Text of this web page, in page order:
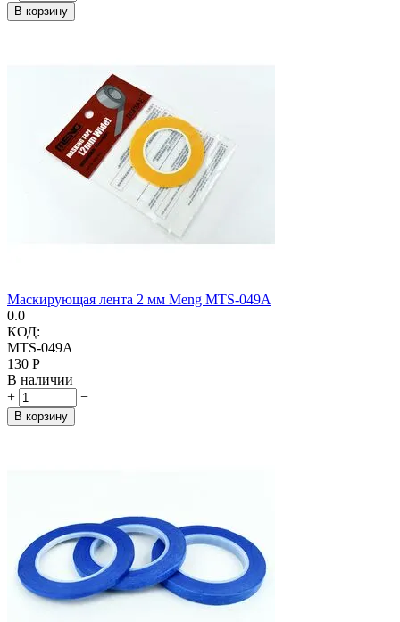
В корзину
Маскирующая лента 2 мм Meng MTS-049A
0.0
КОД:
MTS-049A
‍130‍ Р
В наличии
+
−
В корзину